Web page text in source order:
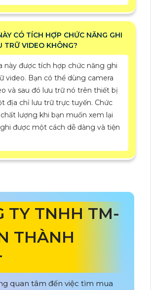
CÓ TÍCH HỢP CHỨC NĂNG GHI
TRỮ VIDEO KHÔNG?
này được tích hợp chức năng ghi
video. Bạn có thể dùng camera
và sau đó lưu trữ nó trên thiết bị
địa chỉ lưu trữ trực tuyến. Chức
lượng khi bạn muốn xem lại
được một cách dễ dàng và tiện
TY TNHH TM-
THÀNH
quan tâm đến việc tìm mua